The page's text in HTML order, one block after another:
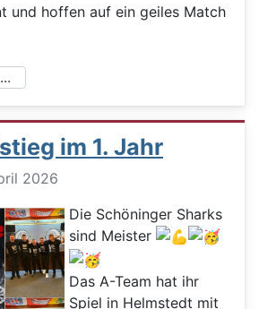
und hoffen auf ein geiles Match
im 1. Jahr
2026
Die Schöninger Sharks
sind Meister
Das A-Team hat ihr
Spiel in Helmstedt mit